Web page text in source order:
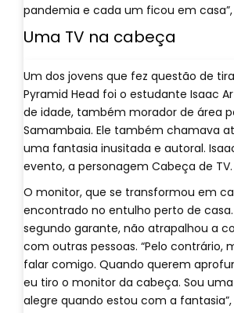
pandemia e cada um ficou em casa”,
Uma TV na cabeça
Um dos jovens que fez questão de
Pyramid Head foi o estudante Isaac
de idade, também morador de área
Samambaia. Ele também chamava
uma fantasia inusitada e autoral.
evento, a personagem Cabeça de TV.
O monitor, que se transformou em
encontrado no entulho perto de
segundo garante, não atrapalhou a
com outras pessoas. “Pelo contrário,
falar comigo. Quando querem
eu tiro o monitor da cabeça. Sou
alegre quando estou com a fantasia”,